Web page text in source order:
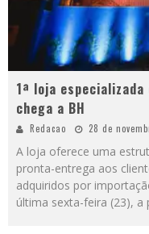
1ª loja
chega a BH
Redacao 28 de
A loja oferece uma
pronta-entrega aos
adquiridos por
última sexta-feira (23), a